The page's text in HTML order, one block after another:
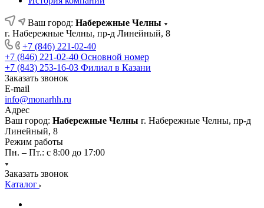
Ваш город: Набережные Челны
г. Набережные Челны, пр-д Линейный, 8
+7 (846) 221-02-40
+7 (846) 221-02-40 Основной номер
+7 (843) 253-16-03 Филиал в Казани
Заказать звонок
E-mail
info@monarhh.ru
Адрес
Ваш город: Набережные Челны г. Набережные Челны, пр-д
Линейный, 8
Режим работы
Пн. – Пт.: с 8:00 до 17:00
Заказать звонок
Каталог